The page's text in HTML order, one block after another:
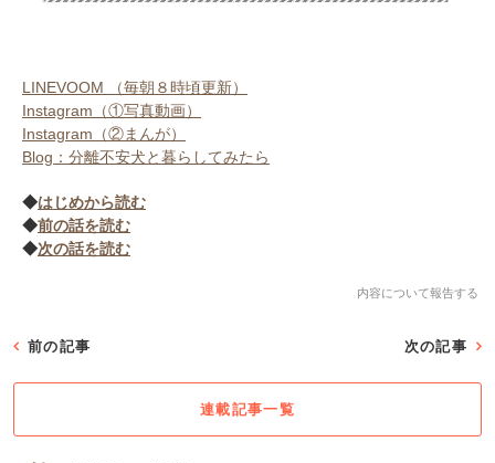
LINEVOOM （毎朝８時頃更新）
Instagram（①写真動画）
Instagram（②まんが）
Blog：分離不安犬と暮らしてみたら
◆はじめから読む
◆前の話を読む
◆次の話を読む
内容について報告する
前の記事 次の記事
連載記事一覧